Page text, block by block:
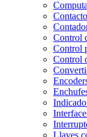
Control
Control
Control